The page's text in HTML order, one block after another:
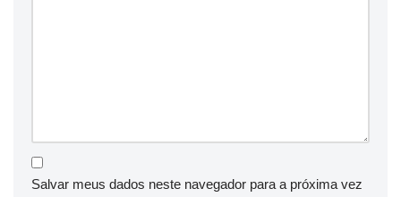
Salvar meus dados neste navegador para a próxima vez